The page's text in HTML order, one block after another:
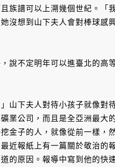
族譜可以上溯幾個世紀。「
沒想到山下夫人會對棒球感
說不定明年可以進臺北的高
山下夫人對待小孩子就像對
業公司，而且是全亞洲最大
金子的人，就像從前一樣，
近報紙上有一篇關於敬治的
的原因。報導中寫到他的快